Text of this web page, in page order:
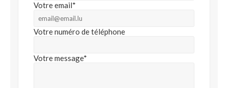
Votre email*
Votre numéro de téléphone
Votre message*